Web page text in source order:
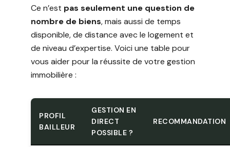
Ce n’est pas seulement une question de
nombre de biens, mais aussi de temps
disponible, de distance avec le logement et
de niveau d’expertise. Voici une table pour
vous aider pour la réussite de votre gestion
immobilière :
PROFIL
BAILLEUR
GESTION EN
DIRECT
POSSIBLE ?
RECOMMANDATION